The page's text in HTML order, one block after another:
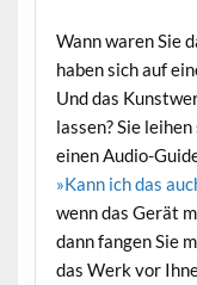
Wann waren Sie
haben sich auf
Und das
lassen? Sie
einen Audio-
»Kann ich das
wenn das Gerät
dann fangen Sie
das Werk vor